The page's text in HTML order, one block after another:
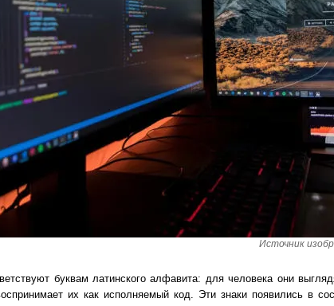
Источник
буквам латинского алфавита: для человека они
их как исполняемый код. Эти знаки появились в